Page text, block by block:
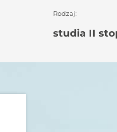
Rodzaj:
studia II